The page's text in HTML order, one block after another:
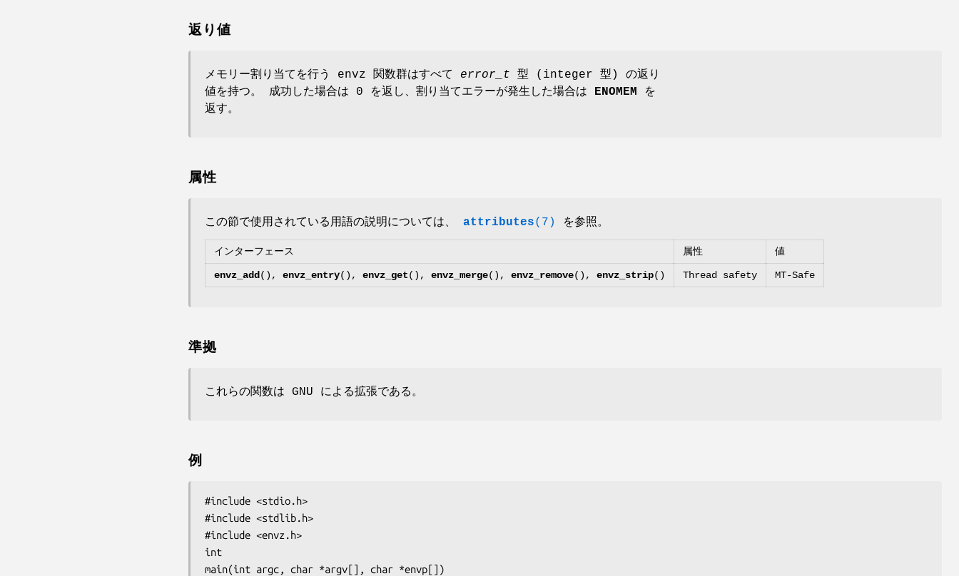
返り値
メモリー割り当てを行う envz 関数群はすべて error_t 型 (integer 型) の返り
値を持つ。 成功した場合は 0 を返し、割り当てエラーが発生した場合は ENOMEM を
返す。
属性
この節で使用されている用語の説明については、 attributes(7) を参照。
インターフェース 属性 値
envz_add (), envz_entry(), envz_get(), envz_merge(), envz_remove(), envz_strip() Thread safety MT-Safe
準拠
これらの関数は GNU による拡張である。
例
#include <stdio.h>
#include <stdlib.h>
#include <envz.h>
int
main(int argc, char *argv[], char *envp[])